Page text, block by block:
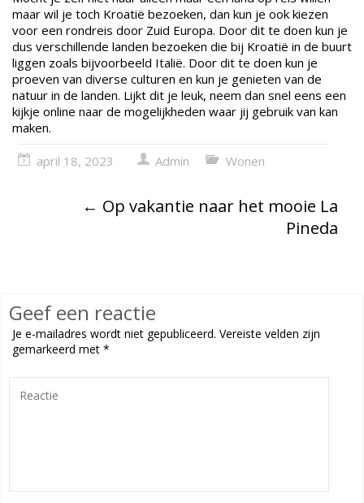
maar wil je toch Kroatië bezoeken, dan kun je ook kiezen
voor een rondreis door Zuid Europa. Door dit te doen kun je
dus verschillende landen bezoeken die bij Kroatië in de buurt
liggen zoals bijvoorbeeld Italië. Door dit te doen kun je
proeven van diverse culturen en kun je genieten van de
natuur in de landen. Lijkt dit je leuk, neem dan snel eens een
kijkje online naar de mogelijkheden waar jij gebruik van kan
maken.
april 18, 2023 Admin Wonen
← Op vakantie naar het mooie La
Pineda
Geef een reactie
Je e-mailadres wordt niet gepubliceerd. Vereiste velden zijn
gemarkeerd met*